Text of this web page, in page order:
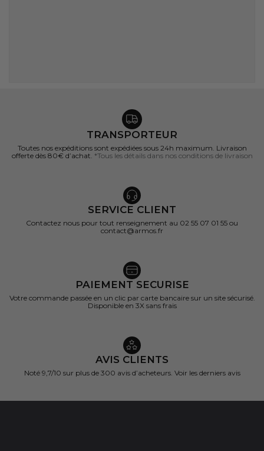
TRANSPORTEUR
Toutes nos expéditions sont expédiées sous 24h maximum. Livraison
offerte dès 80€ d’achat. *Tous les détails dans nos conditions de livraison
SERVICE CLIENT
Contactez nous pour tout renseignement au 02 55 07 01 55 ou
contact@armos.fr
PAIEMENT SECURISE
Votre commande passée en un clic par carte bancaire sur un site sécurisé.
Disponible en 3X sans frais
AVIS CLIENTS
Noté 9,7/10 sur plus de 300 avis d’acheteurs. Voir les derniers avis